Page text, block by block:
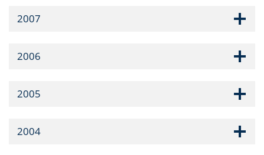
2007
2006
2005
2004